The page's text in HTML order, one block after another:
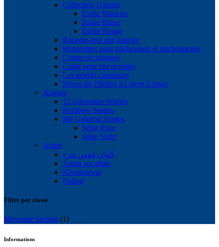
Collection Galaxie
Étoile Blanche
Étoile Bleue
Étoile Rouge
Raconte-moi une histoire
Historiettes pour pitchounets et pitchounettes
Contes de toujours
Conte pour lire et parler
Les grands classiques
Pièces de Théâtre à Lire et à Jouer
Anglais
12 Adventure Stories
Rainbow Stories
My Colorful Stories
Série Rose
Série Verte
Arabe
ألوان قوس قزح
Aqraa wa afrah
Khoutouwat
Nafnaf
Filtre par classe
Moyenne Section (1)
Informations